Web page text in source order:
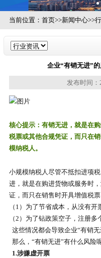
当前位置： 首页>>新闻中心>>
企业“有销无进”
发布时间：
核心提示：有销无进，就是在
税票或其他合规凭证，而只在
模纳税人。
小规模纳税人尽管不抵扣进项
进，就是在购进货物或服务时
证，而只在销售时开具增值税
（1）为了节省成本，从没有
（2）为了钻政策空子，注册
这些情况都会导致企业“有销无
那么，“有销无进”有什么风险
1.涉嫌虚开票